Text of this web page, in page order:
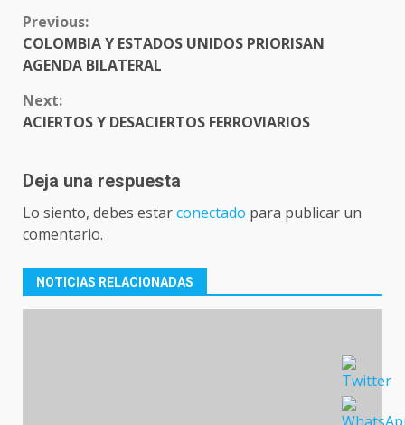
CONTINUE
READING
Previous:
COLOMBIA Y ESTADOS UNIDOS PRIORISAN
AGENDA BILATERAL
Next:
ACIERTOS Y DESACIERTOS FERROVIARIOS
Deja una respuesta
Lo siento, debes estarconectado para publicar un
comentario.
NOTICIAS RELACIONADAS